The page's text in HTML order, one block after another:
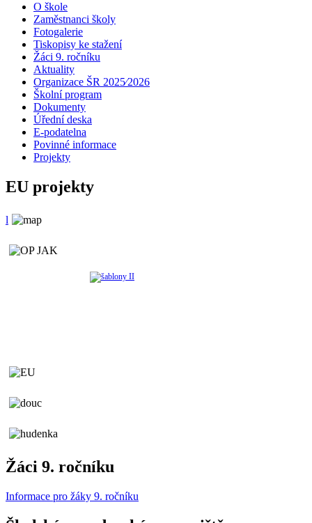
O škole
Zaměstnanci školy
Fotogalerie
Tiskopisy ke stažení
Žáci 9. ročníku
Aktuality
Organizace ŠR 2025⁄2026
Školní program
Dokumenty
Úřední deska
E-podatelna
Povinné informace
Projekty
EU projekty
l
Žáci 9. ročníku
Informace pro žáky 9. ročníku